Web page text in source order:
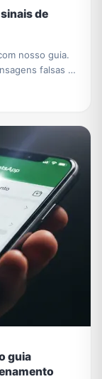
de
nosso guia.
falsas e
guia